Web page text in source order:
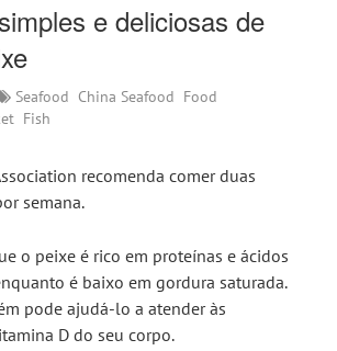
e deliciosas de
Seafood China Seafood Food
Fish
recomenda comer duas
semana.
o peixe é rico em proteínas e ácidos
é baixo em gordura saturada.
pode ajudá-lo a atender às
D do seu corpo.